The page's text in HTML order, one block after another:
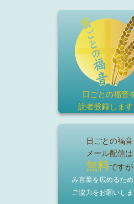
日ごとの福音
読者登録します
日ごとの福音
メール配信は
無料ですが
み言葉を広めるため
ご協力をお願いしま